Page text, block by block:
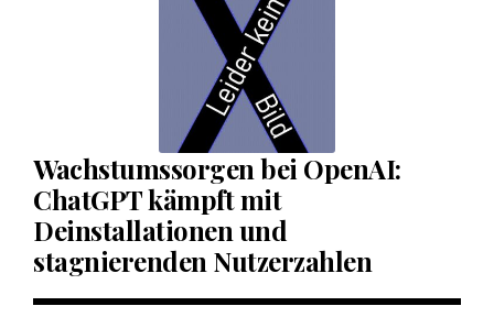
Wachstumssorgen bei OpenAI:
ChatGPT kämpft mit
Deinstallationen und
stagnierenden Nutzerzahlen